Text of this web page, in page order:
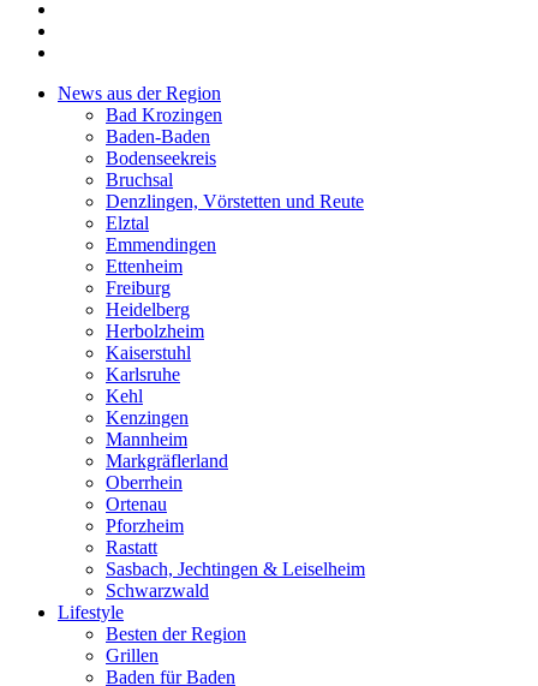
News aus der Region
Bad Krozingen
Baden-Baden
Bodenseekreis
Bruchsal
Denzlingen, Vörstetten und Reute
Elztal
Emmendingen
Ettenheim
Freiburg
Heidelberg
Herbolzheim
Kaiserstuhl
Karlsruhe
Kehl
Kenzingen
Mannheim
Markgräflerland
Oberrhein
Ortenau
Pforzheim
Rastatt
Sasbach, Jechtingen & Leiselheim
Schwarzwald
Lifestyle
Besten der Region
Grillen
Baden für Baden